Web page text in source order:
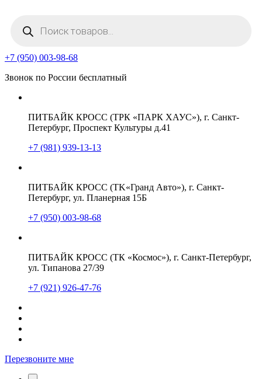
товаров
+7 (950) 003-98-68
Звонок по России бесплатный
ПИТБАЙК КРОСС (ТРК «ПАРК ХАУС»), г. Санкт-
Петербург, Проспект Культуры д.41
+7 (981) 939-13-13
ПИТБАЙК КРОСС (TK«Гранд Авто»), г. Санкт-
Петербург, ул. Планерная 15Б
+7 (950) 003-98-68
ПИТБАЙК КРОСС (ТК «Космос»), г. Санкт-Петербург,
ул. Типанова 27/39
+7 (921) 926-47-76
Перезвоните мне